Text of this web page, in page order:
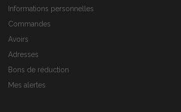
Informations personnelles
Commandes
Avoirs
Adresses
Bons de réduction
Mes alertes